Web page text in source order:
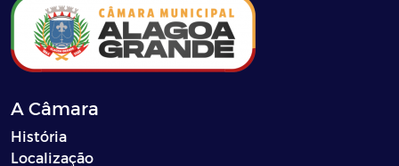
A Câmara
História
Localização